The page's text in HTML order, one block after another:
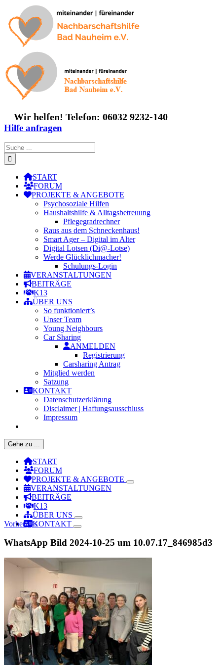
Inhalt
springen
Wir helfen! Telefon: 06032 9232-140
Hilfe anfragen
Suche
nach:
START
FORUM
PROJEKTE & ANGEBOTE
Psychosoziale Hilfen
Haushaltshilfe & Alltagsbetreuung
Pflegegradrechner
Raus aus dem Schneckenhaus!
Smart Ager – Digital im Alter
Digital Lotsen (Di@-Lotse)
Werde Glücklichmacher!
Schulungs-Login
VERANSTALTUNGEN
BEITRÄGE
K13
ÜBER UNS
So funktioniert’s
Unser Team
Young Neighbours
Car Sharing
ANMELDEN
Registrierung
Carsharing Antrag
Mitglied werden
Satzung
KONTAKT
Datenschutzerklärung
Disclaimer | Haftungsausschluss
Impressum
Gehe zu ...
START
FORUM
PROJEKTE & ANGEBOTE
VERANSTALTUNGEN
BEITRÄGE
K13
ÜBER UNS
KONTAKT
Vorheriges
WhatsApp Bild 2024-10-25 um 10.07.17_846985d3